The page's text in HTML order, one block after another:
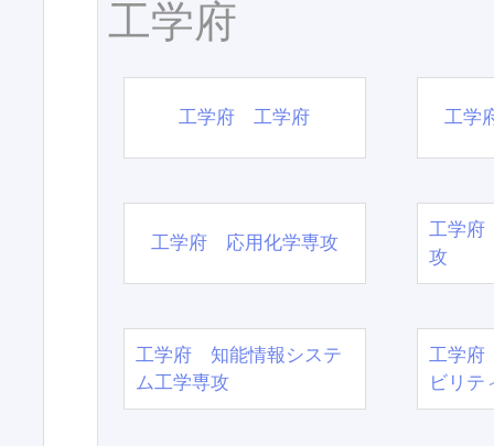
工学府
工学府 工学府 工学
工学府 応用化学専攻
工学府
攻
工学府 知能情報システ
ム工学専攻
工学府
ビリテ